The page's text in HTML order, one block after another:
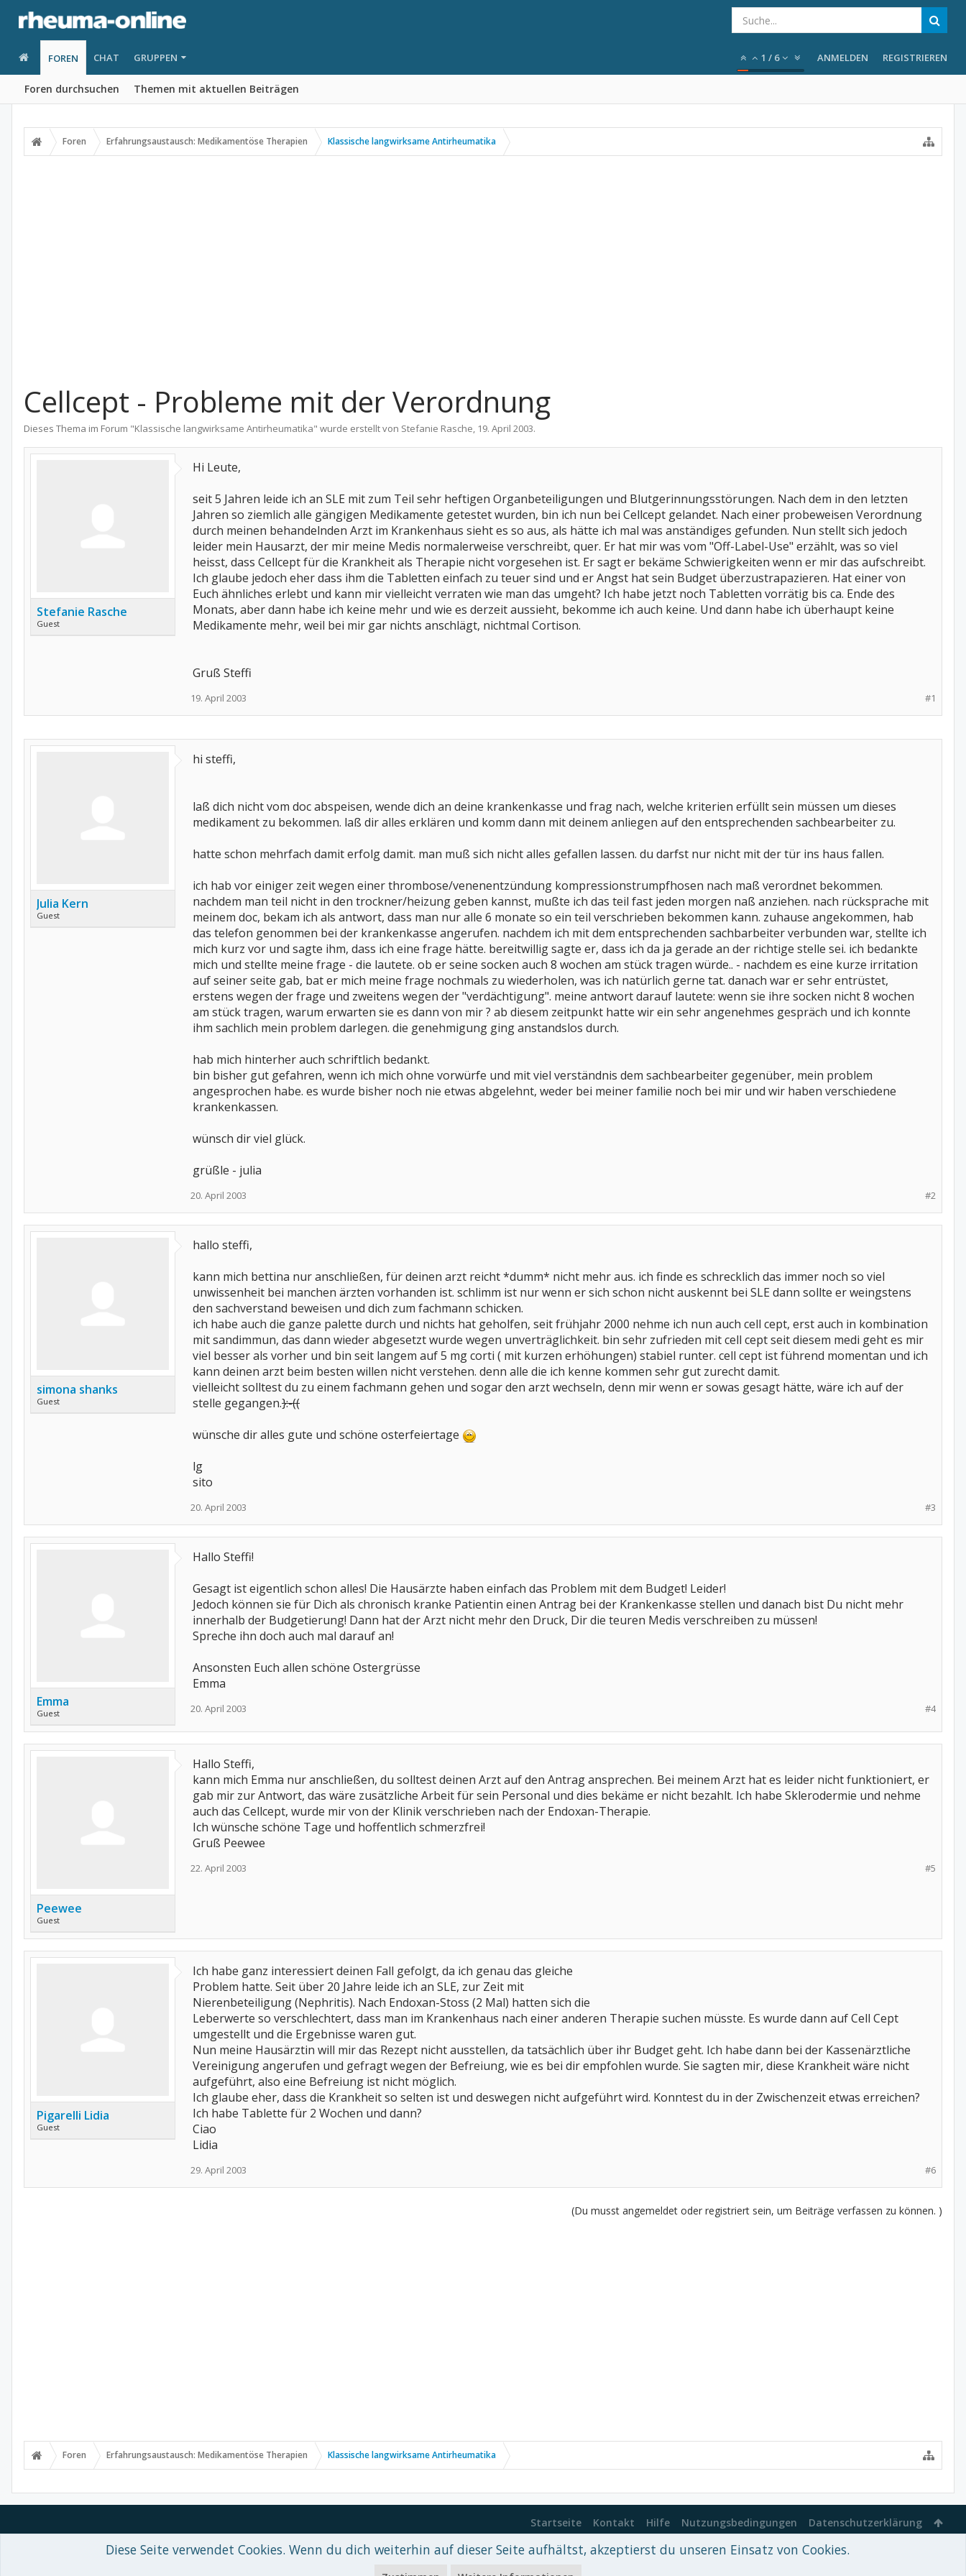
FOREN
Foren durchsuchen Themen mit aktuellen Beiträgen
CHAT GRUPPEN 1 / 6 ANMELDEN REGISTRIEREN
Foren Erfahrungsaustausch: Medikamentöse Therapien Klassische langwirksame Antirheumatika
Cellcept - Probleme mit der Verordnung
Dieses Thema im Forum "Klassische langwirksame Antirheumatika" wurde erstellt von Stefanie Rasche, 19. April 2003.
Stefanie Rasche
Guest
Hi Leute,
seit 5 Jahren leide ich an SLE mit zum Teil sehr heftigen Organbeteiligungen und Blutgerinnungsstörungen. Nach dem in den letzten
Jahren so ziemlich alle gängigen Medikamente getestet wurden, bin ich nun bei Cellcept gelandet. Nach einer probeweisen Verordnung
durch meinen behandelnden Arzt im Krankenhaus sieht es so aus, als hätte ich mal was anständiges gefunden. Nun stellt sich jedoch
leider mein Hausarzt, der mir meine Medis normalerweise verschreibt, quer. Er hat mir was vom "Off-Label-Use" erzählt, was so viel
heisst, dass Cellcept für die Krankheit als Therapie nicht vorgesehen ist. Er sagt er bekäme Schwierigkeiten wenn er mir das aufschreibt.
Ich glaube jedoch eher dass ihm die Tabletten einfach zu teuer sind und er Angst hat sein Budget überzustrapazieren. Hat einer von
Euch ähnliches erlebt und kann mir vielleicht verraten wie man das umgeht? Ich habe jetzt noch Tabletten vorrätig bis ca. Ende des
Monats, aber dann habe ich keine mehr und wie es derzeit aussieht, bekomme ich auch keine. Und dann habe ich überhaupt keine
Medikamente mehr, weil bei mir gar nichts anschlägt, nichtmal Cortison.
Gruß Steffi
#1
19. April 2003
Julia Kern
Guest
hi steffi,
laß dich nicht vom doc abspeisen, wende dich an deine krankenkasse und frag nach, welche kriterien erfüllt sein müssen um dieses
medikament zu bekommen. laß dir alles erklären und komm dann mit deinem anliegen auf den entsprechenden sachbearbeiter zu.
hatte schon mehrfach damit erfolg damit. man muß sich nicht alles gefallen lassen. du darfst nur nicht mit der tür ins haus fallen.
ich hab vor einiger zeit wegen einer thrombose/venenentzündung kompressionstrumpfhosen nach maß verordnet bekommen.
nachdem man teil nicht in den trockner/heizung geben kannst, mußte ich das teil fast jeden morgen naß anziehen. nach rücksprache mit
meinem doc, bekam ich als antwort, dass man nur alle 6 monate so ein teil verschrieben bekommen kann. zuhause angekommen, hab
das telefon genommen bei der krankenkasse angerufen. nachdem ich mit dem entsprechenden sachbarbeiter verbunden war, stellte ich
mich kurz vor und sagte ihm, dass ich eine frage hätte. bereitwillig sagte er, dass ich da ja gerade an der richtige stelle sei. ich bedankte
mich und stellte meine frage - die lautete. ob er seine socken auch 8 wochen am stück tragen würde.. - nachdem es eine kurze irritation
auf seiner seite gab, bat er mich meine frage nochmals zu wiederholen, was ich natürlich gerne tat. danach war er sehr entrüstet,
erstens wegen der frage und zweitens wegen der "verdächtigung". meine antwort darauf lautete: wenn sie ihre socken nicht 8 wochen
am stück tragen, warum erwarten sie es dann von mir ? ab diesem zeitpunkt hatte wir ein sehr angenehmes gespräch und ich konnte
ihm sachlich mein problem darlegen. die genehmigung ging anstandslos durch.
hab mich hinterher auch schriftlich bedankt.
bin bisher gut gefahren, wenn ich mich ohne vorwürfe und mit viel verständnis dem sachbearbeiter gegenüber, mein problem
angesprochen habe. es wurde bisher noch nie etwas abgelehnt, weder bei meiner familie noch bei mir und wir haben verschiedene
krankenkassen.
wünsch dir viel glück.
grüßle - julia
#2
20. April 2003
simona shanks
Guest
hallo steffi,
kann mich bettina nur anschließen, für deinen arzt reicht *dumm* nicht mehr aus. ich finde es schrecklich das immer noch so viel
unwissenheit bei manchen ärzten vorhanden ist. schlimm ist nur wenn er sich schon nicht auskennt bei SLE dann sollte er weingstens
den sachverstand beweisen und dich zum fachmann schicken.
ich habe auch die ganze palette durch und nichts hat geholfen, seit frühjahr 2000 nehme ich nun auch cell cept, erst auch in kombination
mit sandimmun, das dann wieder abgesetzt wurde wegen unverträglichkeit. bin sehr zufrieden mit cell cept seit diesem medi geht es mir
viel besser als vorher und bin seit langem auf 5 mg corti ( mit kurzen erhöhungen) stabiel runter. cell cept ist führend momentan und ich
kann deinen arzt beim besten willen nicht verstehen. denn alle die ich kenne kommen sehr gut zurecht damit.
vielleicht solltest du zu einem fachmann gehen und sogar den arzt wechseln, denn mir wenn er sowas gesagt hätte, wäre ich auf der
stelle gegangen.}:-((
wünsche dir alles gute und schöne osterfeiertage
lg
sito
#3
20. April 2003
Emma
Guest
Hallo Steffi!
Gesagt ist eigentlich schon alles! Die Hausärzte haben einfach das Problem mit dem Budget! Leider!
Jedoch können sie für Dich als chronisch kranke Patientin einen Antrag bei der Krankenkasse stellen und danach bist Du nicht mehr
innerhalb der Budgetierung! Dann hat der Arzt nicht mehr den Druck, Dir die teuren Medis verschreiben zu müssen!
Spreche ihn doch auch mal darauf an!
Ansonsten Euch allen schöne Ostergrüsse
Emma
#4
20. April 2003
Peewee
Guest
Hallo Steffi,
kann mich Emma nur anschließen, du solltest deinen Arzt auf den Antrag ansprechen. Bei meinem Arzt hat es leider nicht funktioniert, er
gab mir zur Antwort, das wäre zusätzliche Arbeit für sein Personal und dies bekäme er nicht bezahlt. Ich habe Sklerodermie und nehme
auch das Cellcept, wurde mir von der Klinik verschrieben nach der Endoxan-Therapie.
Ich wünsche schöne Tage und hoffentlich schmerzfrei!
Gruß Peewee
#5
22. April 2003
Pigarelli Lidia
Guest
Ich habe ganz interessiert deinen Fall gefolgt, da ich genau das gleiche
Problem hatte. Seit über 20 Jahre leide ich an SLE, zur Zeit mit
Nierenbeteiligung (Nephritis). Nach Endoxan-Stoss (2 Mal) hatten sich die
Leberwerte so verschlechtert, dass man im Krankenhaus nach einer anderen Therapie suchen müsste. Es wurde dann auf Cell Cept
umgestellt und die Ergebnisse waren gut.
Nun meine Hausärztin will mir das Rezept nicht ausstellen, da tatsächlich über ihr Budget geht. Ich habe dann bei der Kassenärztliche
Vereinigung angerufen und gefragt wegen der Befreiung, wie es bei dir empfohlen wurde. Sie sagten mir, diese Krankheit wäre nicht
aufgeführt, also eine Befreiung ist nicht möglich.
Ich glaube eher, dass die Krankheit so selten ist und deswegen nicht aufgeführt wird. Konntest du in der Zwischenzeit etwas erreichen?
Ich habe Tablette für 2 Wochen und dann?
Ciao
Lidia
#6
29. April 2003
(Du musst angemeldet oder registriert sein, um Beiträge verfassen zu können. )
Foren Erfahrungsaustausch: Medikamentöse Therapien Klassische langwirksame Antirheumatika
Startseite Kontakt Hilfe Nutzungsbedingungen Datenschutzerklärung
Forum software by XenForo™© 2010-2018 XenForo Ltd.-Deutsch von xenDach©2010-2017
Diese Seite verwendet Cookies. Wenn du dich weiterhin auf dieser Seite aufhältst, akzeptierst du unseren Einsatz von Cookies.